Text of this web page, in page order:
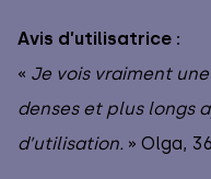
Avis d’utilisatrice :
« Je vois vraiment
denses et plus longs
d’utilisation. » Olga,